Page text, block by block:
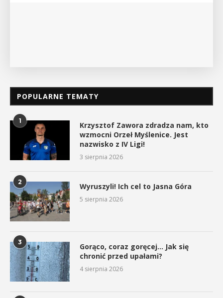
POPULARNE TEMATY
1
Krzysztof Zawora zdradza nam, kto
wzmocni Orzeł Myślenice. Jest
nazwisko z IV Ligi!
3 sierpnia 2026
2 Wyruszyli! Ich cel to Jasna Góra
5 sierpnia 2026
3
Gorąco, coraz goręcej… Jak się
chronić przed upałami?
4 sierpnia 2026